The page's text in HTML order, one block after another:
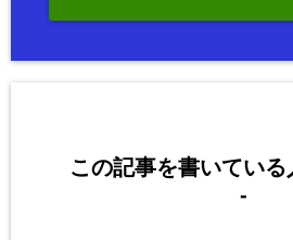
この記事を書いている
-